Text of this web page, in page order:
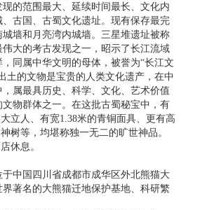
的范围最大、延续时间最长、文化内
古国、古蜀文化遗址。现有保存最完
墙和月亮湾内城墙。三星堆遗址被称
伟大的考古发现之一，昭示了长江流域
同属中华文明的母体，被誉为“长江文
土的文物是宝贵的人类文化遗产，在中
，属最具历史、科学、文化、艺术价值
物群体之一。在这批古蜀秘宝中，有
立人、有宽1.38米的青铜面具、更有高
树等，均堪称独一无二的旷世神品。
休息。
于中国四川省成都市成华区外北熊猫大
界著名的大熊猫迁地保护基地、科研繁